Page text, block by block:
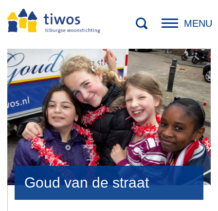
MENU
Goud van de straat